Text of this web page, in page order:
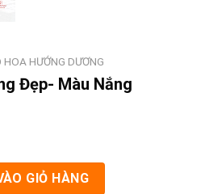
HOA HƯỚNG DƯƠNG
Đẹp- Màu Nắng
Màu Nắng số lượng
GIỎ HÀNG